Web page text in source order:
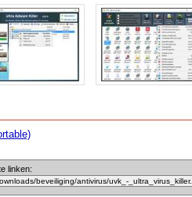
linken: